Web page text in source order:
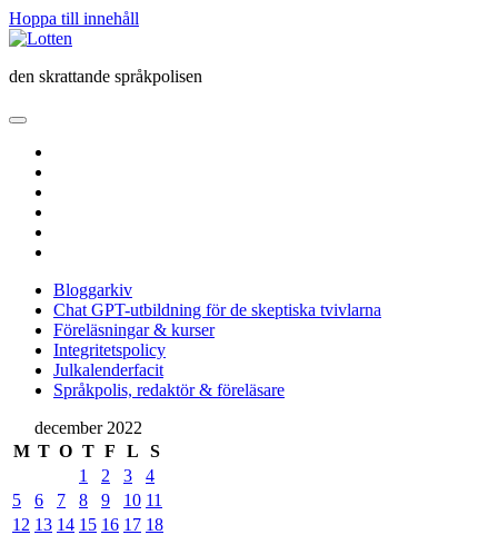
Hoppa till innehåll
Lotten
den skrattande språkpolisen
öppna
meny
Bloggarkiv
Chat GPT-utbildning för de skeptiska tvivlarna
Föreläsningar & kurser
Integritetspolicy
Julkalenderfacit
Språkpolis, redaktör & föreläsare
Sidopanel
december 2022
M T O T F L
S
1
2 3
4
5
6 7 8 9 10 11
12 13 14 15 16 17 18